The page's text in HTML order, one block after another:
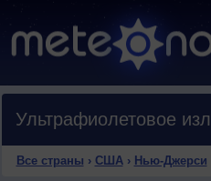
Ультрафиолетовое
Все страны › США› Нью-Джерси